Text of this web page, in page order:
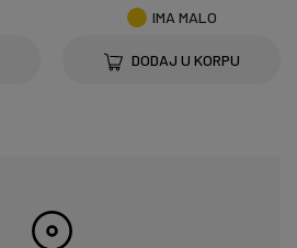
IMA MALO
DODAJ U KORPU